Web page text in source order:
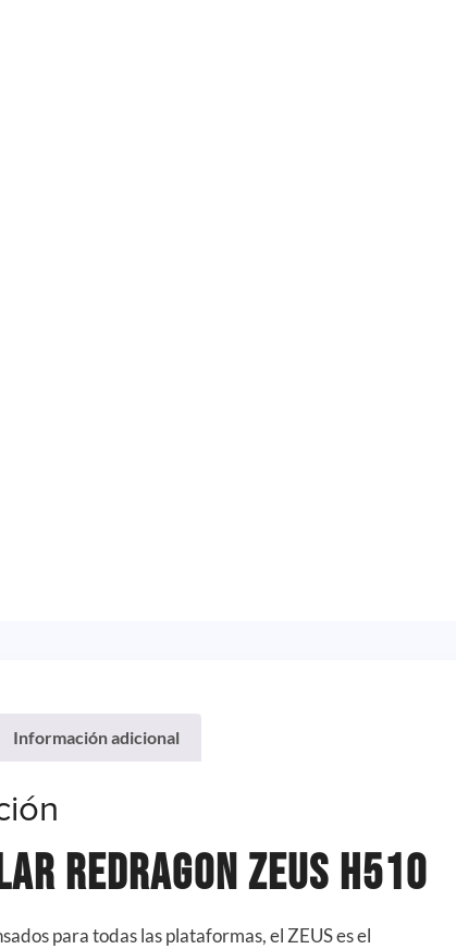
Información adicional
Redragon Zeus H510
para todas las plataformas, el ZEUS es el